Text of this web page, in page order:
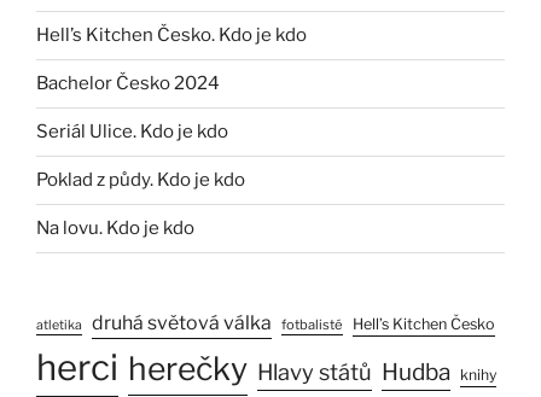
Hell’s Kitchen Česko. Kdo je kdo
Bachelor Česko 2024
Seriál Ulice. Kdo je kdo
Poklad z půdy. Kdo je kdo
Na lovu. Kdo je kdo
atletika druhá světová válka fotbalisté Hell’s Kitchen Česko
herci herečky Hlavy států Hudba knihy